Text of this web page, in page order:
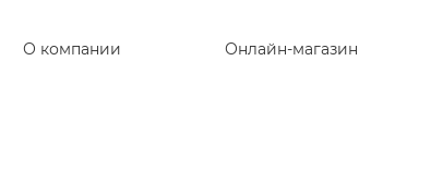
О компании Онлайн-магазин